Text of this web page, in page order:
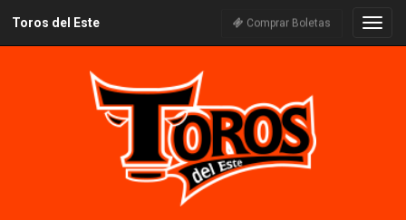
Toros del Este Comprar Boletas